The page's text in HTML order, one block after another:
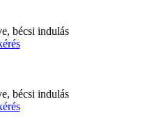
bécsi indulás
bécsi indulás